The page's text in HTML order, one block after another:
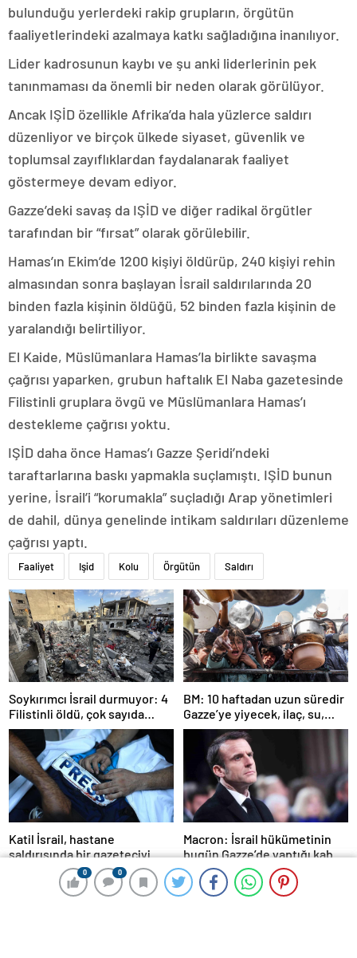
0 0
0 0
bulunduğu yerlerdeki rakip grupların, örgütün
faaliyetlerindeki azalmaya katkı sağladığına inanılıyor.
Lider kadrosunun kaybı ve şu anki liderlerinin pek
tanınmaması da önemli bir neden olarak görülüyor.
Ancak IŞİD özellikle Afrika’da hala yüzlerce saldırı
düzenliyor ve birçok ülkede siyaset, güvenlik ve
toplumsal zayıflıklardan faydalanarak faaliyet
göstermeye devam ediyor.
Gazze’deki savaş da IŞİD ve diğer radikal örgütler
tarafından bir “fırsat” olarak görülebilir.
Hamas’ın Ekim’de 1200 kişiyi öldürüp, 240 kişiyi rehin
almasından sonra başlayan İsrail saldırılarında 20
binden fazla kişinin öldüğü, 52 binden fazla kişinin de
yaralandığı belirtiliyor.
El Kaide, Müslümanlara Hamas’la birlikte savaşma
çağrısı yaparken, grubun haftalık El Naba gazetesinde
Filistinli gruplara övgü ve Müslümanlara Hamas’ı
destekleme çağrısı yoktu.
IŞİD daha önce Hamas’ı Gazze Şeridi’ndeki
taraftarlarına baskı yapmakla suçlamıştı. IŞİD bunun
yerine, İsrail’i “korumakla” suçladığı Arap yönetimleri
de dahil, dünya genelinde intikam saldırıları düzenleme
çağrısı yaptı.
Faaliyet Işid Kolu Örgütün Saldırı
Soykırımcı İsrail durmuyor: 4
Filistinli öldü, çok sayıda
yaralı var
BM: 10 haftadan uzun süredir
Gazze’ye yiyecek, ilaç, su,
çadır girmedi
Katil İsrail, hastane
saldırısında bir gazeteciyi
öldürdüğünü itiraf etti
Macron: İsrail hükümetinin
bugün Gazze’de yaptığı kabul
edilemez